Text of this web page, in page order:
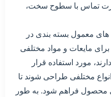
تماس با سطوح سخت،
معمول بسته بندی در
مایعات و مواد مختلفی
مورد استفاده قرار
مختلفی طراحی شوند تا
محصول فراهم شود. به طور